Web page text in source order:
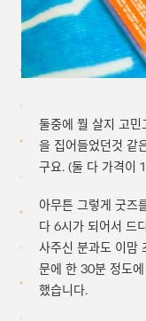
둘중에 뭘 살지 고
을 집어들었던것 같
구요. (둘 다 가격이
아무튼 그렇게 굿즈
다 6시가 되어서 드
사주신 분과도 이맘
문에 한 30분 정도
했습니다.